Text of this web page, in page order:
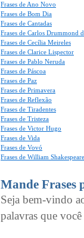
Frases de Ano Novo
Frases de Bom Dia
Frases de Cantadas
Frases de Carlos Drummond
Frases de Cecília Meireles
Frases de Clarice Lispector
Frases de Pablo Neruda
Frases de Páscoa
Frases de Paz
Frases de Primavera
Frases de Reflexão
Frases de Tiradentes
Frases de Tristeza
Frases de Victor Hugo
Frases de Vida
Frases de Vovó
Frases de William Shakespeare
Mande Frases
Seja bem-vindo
palavras que